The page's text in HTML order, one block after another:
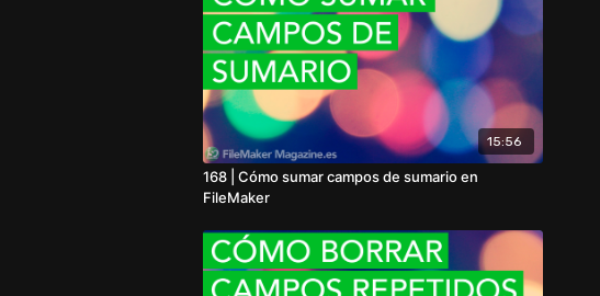
15:56
168 | Cómo sumar campos de sumario en
FileMaker